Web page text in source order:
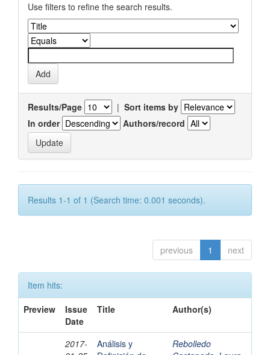
Use filters to refine the search results.
Results/Page | Sort items by
In order
Authors/record
Results 1-1 of 1 (Search time: 0.001 seconds).
previous 1 next
Item hits:
Preview
Issue
Date
Title Author(s)
2017-
Análisis y
Rebolledo